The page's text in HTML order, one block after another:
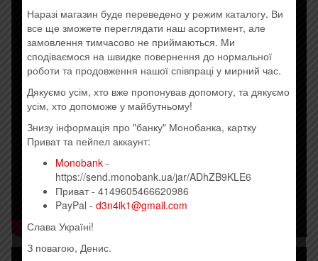
Наразі магазин буде переведено у режим каталогу. Ви
все ще зможете переглядати наш асортимент, але
замовлення тимчасово не приймаються. Ми
сподіваємося на швидке повернення до нормальної
роботи та продовження нашої співпраці у мирний час.
Дякуємо усім, хто вже пропонував допомогу, та дякуємо
усім, хто допоможе у майбутньому!
Знизу інформація про "банку" Монобанка, картку
Приват та пейпел аккаунт:
Monobank -
https://send.monobank.ua/jar/ADhZB9KLE6
Приват - 4149605466620986
PayPal - d3n4ik1@gmail.com
Слава Україні!
З повагою, Денис.